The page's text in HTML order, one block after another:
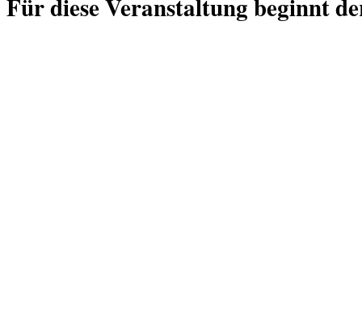
Für diese Veranstaltung beginnt